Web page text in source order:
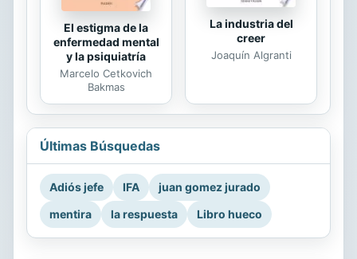
El estigma de la
enfermedad mental
y la psiquiatría
Marcelo Cetkovich
Bakmas
La industria del
creer
Joaquín Algranti
Últimas Búsquedas
Adiós jefe IFA
juan gomez jurado
mentira
la respuesta Libro hueco